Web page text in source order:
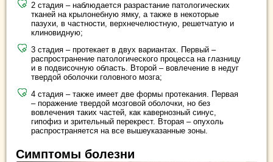
2 стадия – наблюдается разрастание патологических
тканей на крылонебную ямку, а также в некоторые
пазухи, в частности, верхнечелюстную, решетчатую и
клиновидную;
3 стадия – протекает в двух вариантах. Первый –
распространение патологического процесса на глазницу
и в подвисочную область. Второй – вовлечение в недуг
твердой оболочки головного мозга;
4 стадия – также имеет две формы протекания. Первая
– поражение твердой мозговой оболочки, но без
вовлечения таких частей, как кавернозный синус,
гипофиз и зрительный перекрест. Вторая – опухоль
распространяется на все вышеуказанные зоны.
Симптомы болезни